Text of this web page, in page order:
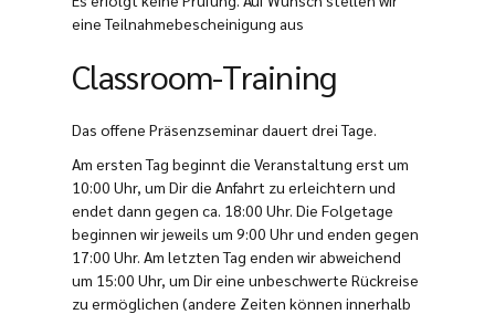
eine Teilnahmebescheinigung aus
Classroom-Training
Das offene Präsenzseminar dauert drei Tage.
Am ersten Tag beginnt die Veranstaltung erst um
10:00 Uhr, um Dir die Anfahrt zu erleichtern und
endet dann gegen ca. 18:00 Uhr. Die Folgetage
beginnen wir jeweils um 9:00 Uhr und enden gegen
17:00 Uhr. Am letzten Tag enden wir abweichend
um 15:00 Uhr, um Dir eine unbeschwerte Rückreise
zu ermöglichen (andere Zeiten können innerhalb